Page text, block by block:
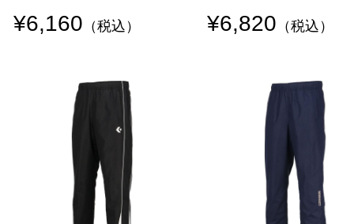
¥6,160 （税込） ¥6,820 （税込）